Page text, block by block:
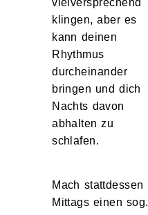
vielversprechend
klingen, aber es
kann deinen
Rhythmus
durcheinander
bringen und dich
Nachts davon
abhalten zu
schlafen.
Mach stattdessen
Mittags einen sog.